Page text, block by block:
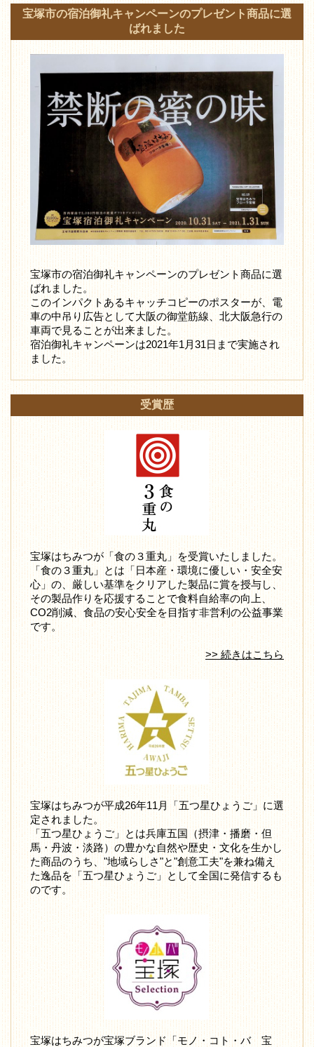
宝塚市の宿泊御礼キャンペーンのプレゼント商品に選
ばれました
宝塚市の宿泊御礼キャンペーンのプレゼント商品に選
ばれました。
このインパクトあるキャッチコピーのポスターが、電
車の中吊り広告として大阪の御堂筋線、北大阪急行の
車両で見ることが出来ました。
宿泊御礼キャンペーンは2021年1月31日まで実施され
ました。
受賞歴
宝塚はちみつが「食の３重丸」を受賞いたしました。
「食の３重丸」とは「日本産・環境に優しい・安全安
心」の、厳しい基準をクリアした製品に賞を授与し、
その製品作りを応援することで食料自給率の向上、
CO2削減、食品の安心安全を目指す非営利の公益事業
です。
>> 続きはこちら
宝塚はちみつが平成26年11月「五つ星ひょうご」に選
定されました。
「五つ星ひょうご」とは兵庫五国（摂津・播磨・但
馬・丹波・淡路）の豊かな自然や歴史・文化を生かし
た商品のうち、"地域らしさ"と"創意工夫"を兼ね備え
た逸品を「五つ星ひょうご」として全国に発信するも
のです。
宝塚はちみつが宝塚ブランド「モノ・コト・バ 宝